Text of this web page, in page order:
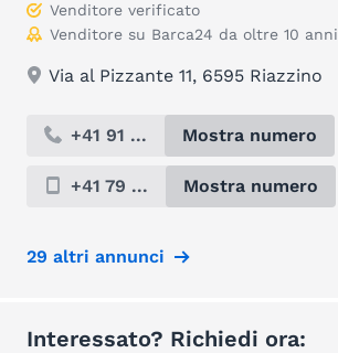
Venditore verificato
Venditore su Barca24 da oltre 10 anni
Via al Pizzante 11, 6595 Riazzino
+41 91 ... Mostra numero
+41 79 ... Mostra numero
29 altri annunci
Interessato? Richiedi ora: